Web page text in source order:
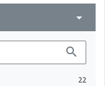
arrow_drop_down
search
22